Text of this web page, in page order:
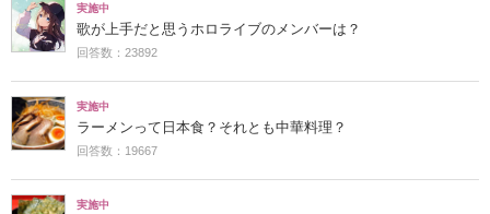
実施中
歌が上手だと思うホロライブのメンバーは？
回答数：23892
実施中
ラーメンって日本食？それとも中華料理？
回答数：19667
実施中